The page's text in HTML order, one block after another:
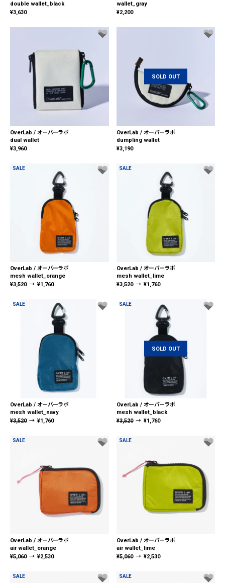
double wallet_black
¥3,630
wallet_gray
¥2,200
OverLab / オーバーラボ
dual wallet
¥3,960
SOLD OUT
OverLab / オーバーラボ
dumpling wallet
¥3,190
SALE
OverLab / オーバーラボ
mesh wallet_orange
¥3,520 → ¥1,760
SALE
OverLab / オーバーラボ
mesh wallet_lime
¥3,520 → ¥1,760
SALE
OverLab / オーバーラボ
mesh wallet_navy
¥3,520 → ¥1,760
SALE
SOLD OUT
OverLab / オーバーラボ
mesh wallet_black
¥3,520 → ¥1,760
SALE
OverLab / オーバーラボ
air wallet_orange
¥5,060 → ¥2,530
SALE
OverLab / オーバーラボ
air wallet_lime
¥5,060 → ¥2,530
SALE SALE